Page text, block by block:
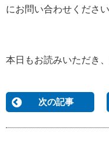
にお問い合わせください
本日もお読みいただき
次の記事